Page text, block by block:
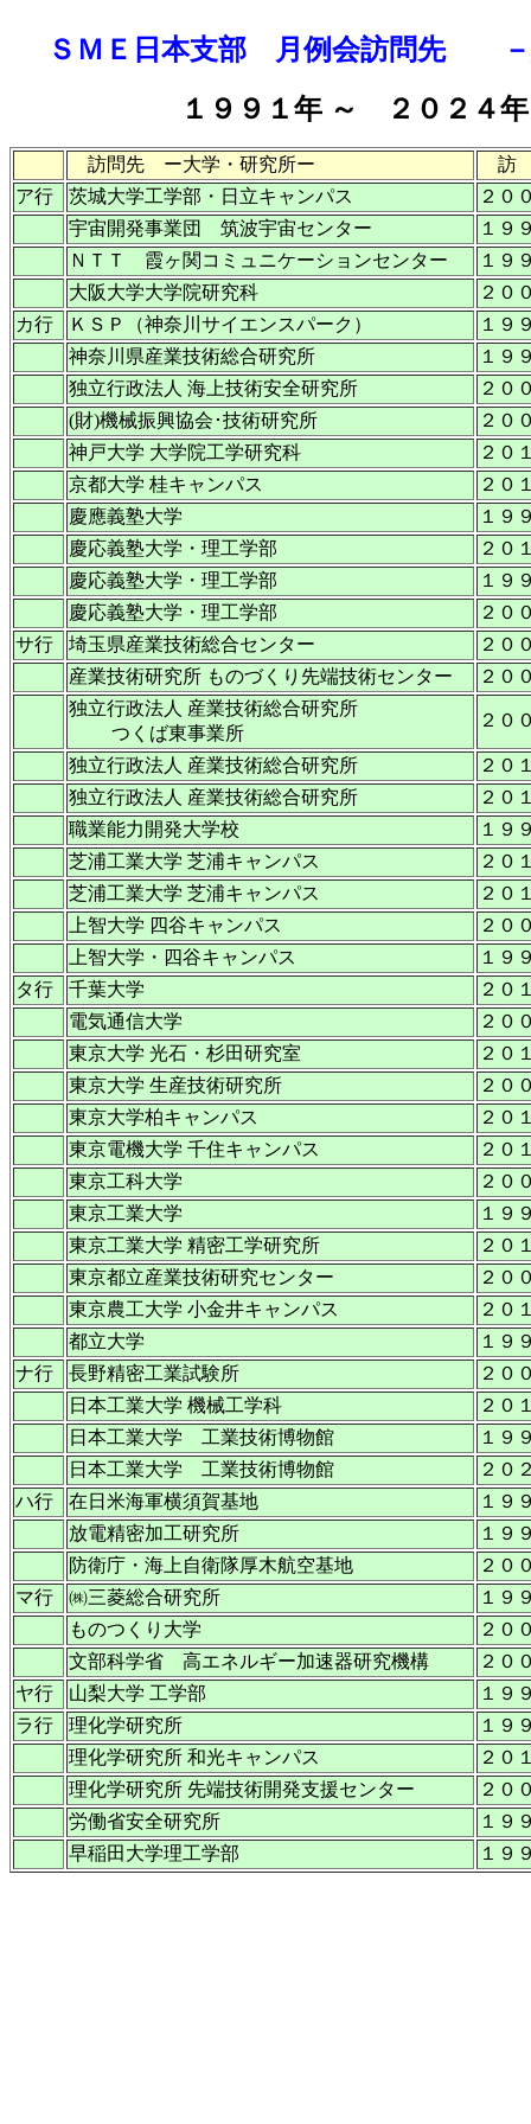
ＳＭＥ日本支部 月例会訪問先 －
１９９１年 ～ ２０２４年
訪問先 ー大学・研究所ー
訪
ア行
茨城大学工学部・日立キャンパス
２０
宇宙開発事業団 筑波宇宙センター
１９
ＮＴＴ 霞ヶ関コミュニケーションセンター
１９
大阪大学大学院研究科
２０
カ行
ＫＳＰ（神奈川サイエンスパーク）
１９
神奈川県産業技術総合研究所
１９
独立行政法人 海上技術安全研究所
２０
(財)機械振興協会･技術研究所
２０
神戸大学 大学院工学研究科
２０
京都大学 桂キャンパス
２０
慶應義塾大学
１９
慶応義塾大学・理工学部
２０
慶応義塾大学・理工学部
１９
慶応義塾大学・理工学部
２０
サ行
埼玉県産業技術総合センター
２０
産業技術研究所 ものづくり先端技術センター
２０
独立行政法人 産業技術総合研究所
つくば東事業所
２０
独立行政法人 産業技術総合研究所
２０
独立行政法人 産業技術総合研究所
２０
職業能力開発大学校
１９
芝浦工業大学 芝浦キャンパス
２０
芝浦工業大学 芝浦キャンパス
２０
上智大学 四谷キャンパス
２０
上智大学・四谷キャンパス
１９
タ行
千葉大学
２０
電気通信大学
２０
東京大学 光石・杉田研究室
２０
東京大学 生産技術研究所
２０
東京大学柏キャンパス
２０
東京電機大学 千住キャンパス
２０
東京工科大学
２０
東京工業大学
１９
東京工業大学 精密工学研究所
２０
東京都立産業技術研究センター
２０
東京農工大学 小金井キャンパス
２０
都立大学
１９
ナ行
長野精密工業試験所
２０
日本工業大学 機械工学科
２０
日本工業大学 工業技術博物館
１９
日本工業大学 工業技術博物館
２０
ハ行
在日米海軍横須賀基地
１９
放電精密加工研究所
１９
防衛庁・海上自衛隊厚木航空基地
２０
マ行
㈱三菱総合研究所
１９
ものつくり大学
２０
文部科学省 高エネルギー加速器研究機構
２０
ヤ行
山梨大学 工学部
１９
ラ行
理化学研究所
１９
理化学研究所 和光キャンパス
２０
理化学研究所 先端技術開発支援センター
２０
労働省安全研究所
１９
早稲田大学理工学部
１９